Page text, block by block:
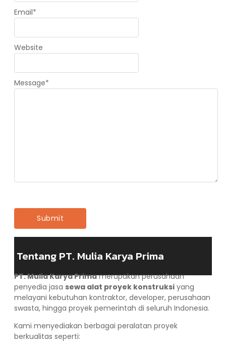
Message*
Email*
Website
Tentang PT. Mulia Karya Prima
PT. Mulia Karya Primamerupakan perusahaan
penyedia jasa sewa alat proyek konstruksi yang
melayani kebutuhan kontraktor, developer, perusahaan
swasta, hingga proyek pemerintah di seluruh Indonesia.
Kami menyediakan berbagai peralatan proyek
berkualitas seperti: